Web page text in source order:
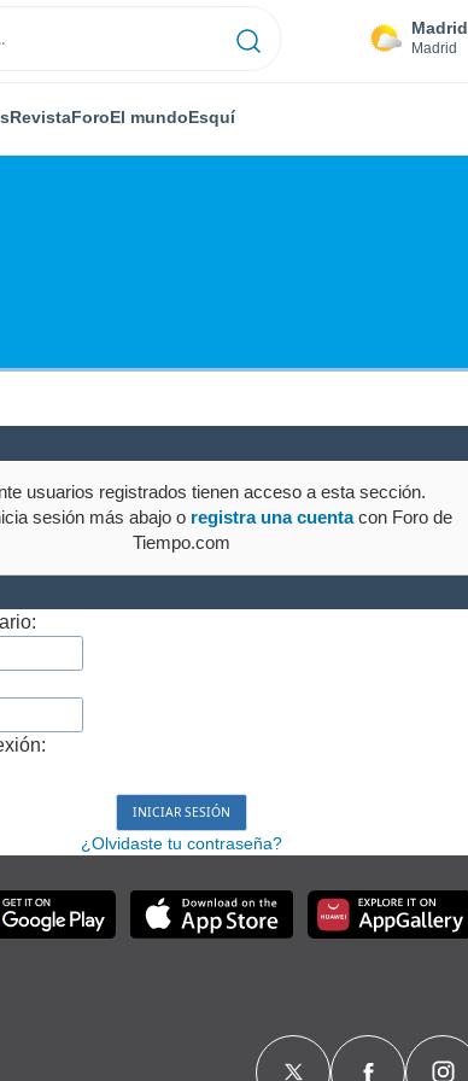
Madrid
Madrid
RevistaForoEl mundoEsquí
usuarios registrados tienen acceso a esta sección.
sesión más abajo o registra una cuentacon Foro de
Tiempo.com
¿Olvidaste tu contraseña?